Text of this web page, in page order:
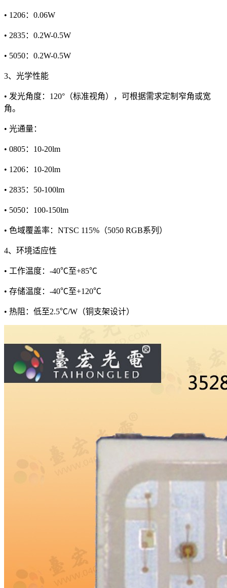
• 1206：0.06W
• 2835：0.2W-0.5W
• 5050：0.2W-0.5W
3、光学性能
• 发光角度：120°（标准视角），可根据需求定制窄角或宽
角。
• 光通量：
• 0805：10-20lm
• 1206：10-20lm
• 2835：50-100lm
• 5050：100-150lm
• 色域覆盖率：NTSC 115%（5050 RGB系列）
4、环境适应性
• 工作温度：-40℃至+85℃
• 存储温度：-40℃至+120℃
• 热阻：低至2.5℃/W（铜支架设计）